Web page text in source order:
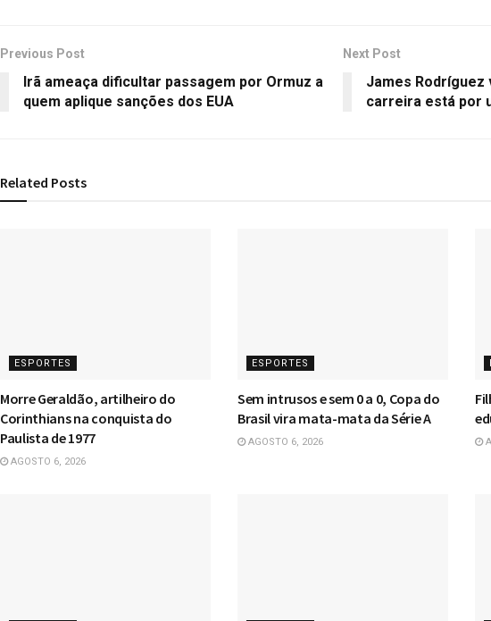
Previous Post
Irã ameaça dificultar passagem por Ormuz a
quem aplique sanções dos EUA
Next Post
James Rodríguez
carreira está por
Related Posts
ESPORTES
Morre Geraldão, artilheiro do
Corinthians na conquista do
Paulista de 1977
AGOSTO 6, 2026
ESPORTES
Sem intrusos e sem 0 a 0, Copa do
Brasil vira mata-mata da Série A
AGOSTO 6, 2026